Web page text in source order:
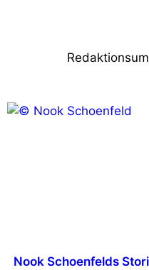
Nook Schoenfelds